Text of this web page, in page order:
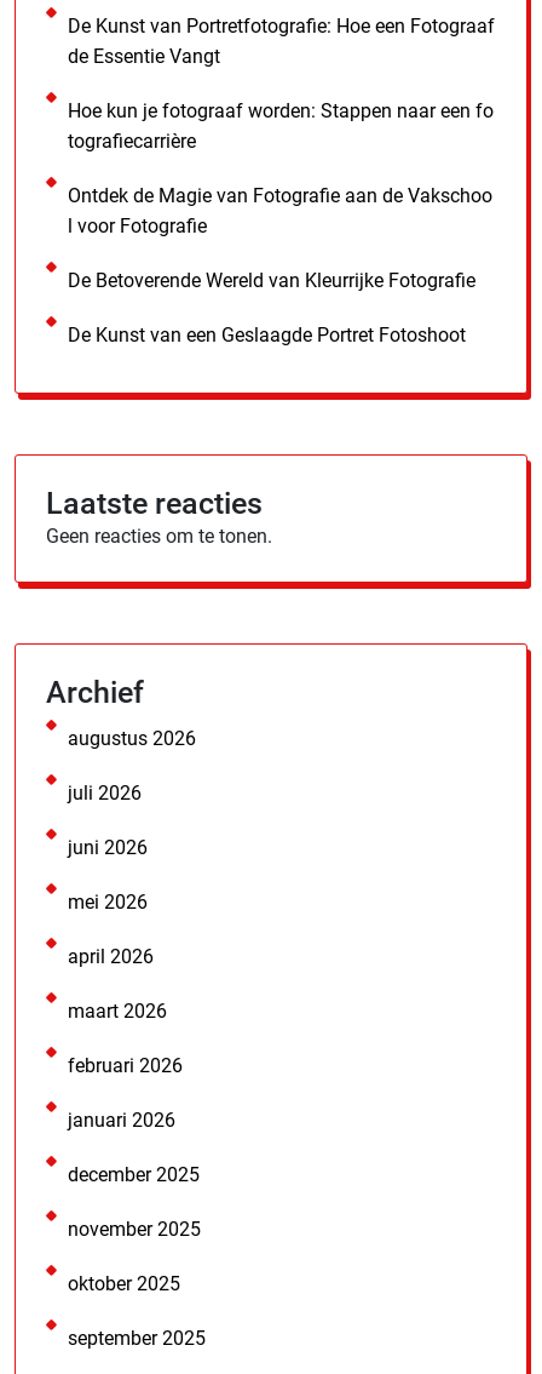
De Kunst van Portretfotografie: Hoe een Fotograaf
de Essentie Vangt
Hoe kun je fotograaf worden: Stappen naar een fo
tografiecarrière
Ontdek de Magie van Fotografie aan de Vakschoo
l voor Fotografie
De Betoverende Wereld van Kleurrijke Fotografie
De Kunst van een Geslaagde Portret Fotoshoot
Laatste reacties
Geen reacties om te tonen.
Archief
augustus 2026
juli 2026
juni 2026
mei 2026
april 2026
maart 2026
februari 2026
januari 2026
december 2025
november 2025
oktober 2025
september 2025